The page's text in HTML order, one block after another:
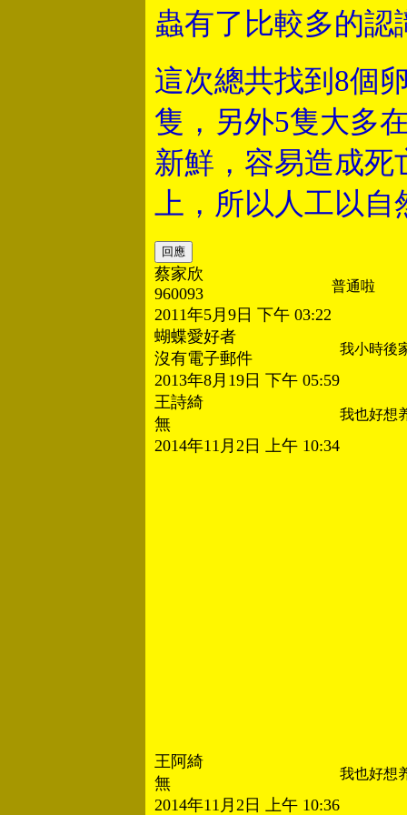
蟲有了比較多的認
這次總共找到8個
隻，另外5隻大多
新鮮，容易造成
上，所以人工以
蔡家欣
960093
2011年5月9日 下午 03:22
普通啦
蝴蝶愛好者
沒有電子郵件
2013年8月19日 下午 05:59
我小時後
王詩綺
無
2014年11月2日 上午 10:34
我也好想
王阿綺
無
2014年11月2日 上午 10:36
我也好想